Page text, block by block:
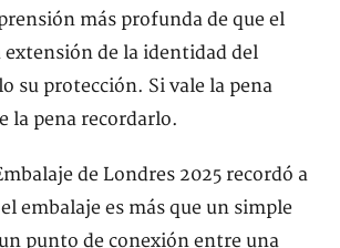
más profunda de que el
extensión de la identidad del
su protección. Si vale la pena
la pena recordarlo.
de Londres 2025 recordó a
embalaje es más que un simple
punto de conexión entre una